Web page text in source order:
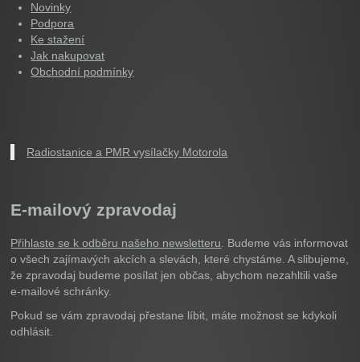
Novinky
Podpora
Ke stažení
Jak nakupovat
Obchodní podmínky
Radiostanice a PMR vysílačky Motorola
E-mailový zpravodaj
Přihlaste se k odběru našeho newsletteru . Budeme vás informovat
o všech zajímavých akcích a slevách, které chystáme. A slibujeme,
že zpravodaj budeme posílat jen občas, abychom nezahltili vaše
e-mailové schránky.
Pokud se vám zpravodaj přestane líbit, máte možnost se kdykoli
odhlásit.